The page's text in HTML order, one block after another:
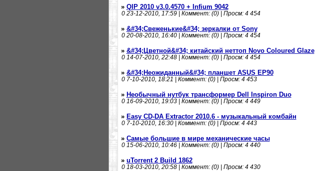
» QIP 2010 v3.0.4570 + Infium 9042
023-12-2010, 17:59 | Коммент: (0) | Просм: 4 454
» &#34;Свеженькие&#34; зеркалки от Sony
020-08-2010, 16:40 | Коммент: (0) | Просм: 4 454
» &#34;Цветной&#34; китайский неттоп Novo Coloured Glaze
014-07-2010, 22:48 | Коммент: (0) | Просм: 4 454
» &#34;Неожиданный&#34; планшет ASUS EP90
07-10-2010, 18:21 | Коммент: (0) | Просм: 4 453
» Необычный нутбук трансформер Dell Inspiron Duo
016-09-2010, 19:03 | Коммент: (0) | Просм: 4 449
» Easy CD-DA Extractor 2010.6 - музыкальный комбайн
07-10-2010, 16:30 | Коммент: (0) | Просм: 4 443
» Самые большие в мире механические часы
015-06-2010, 10:46 | Коммент: (0) | Просм: 4 440
» uTorrent 2 Build 1862
018-03-2010, 20:58 | Коммент: (0) | Просм: 4 430